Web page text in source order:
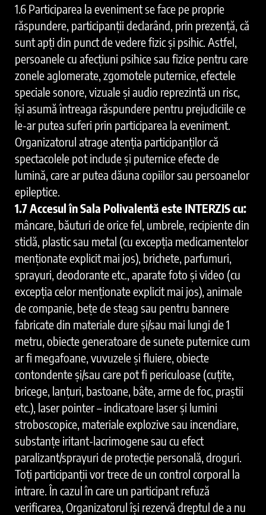
1.6 Participarea la eveniment se face pe proprie
răspundere, participanții declarând, prin prezență, că
sunt apți din punct de vedere fizic și psihic. Astfel,
persoanele cu afecțiuni psihice sau fizice pentru care
zonele aglomerate, zgomotele puternice, efectele
speciale sonore, vizuale şi audio reprezintă un risc,
își asumă întreaga răspundere pentru prejudiciile ce
le-ar putea suferi prin participarea la eveniment.
Organizatorul atrage atenția participanților că
spectacolele pot include și puternice efecte de
lumină, care ar putea dăuna copiilor sau persoanelor
epileptice.
1.7 Accesul în Sala Polivalentă este INTERZIS cu:
mâncare, băuturi de orice fel, umbrele, recipiente din
sticlă, plastic sau metal (cu excepția medicamentelor
menționate explicit mai jos), brichete, parfumuri,
sprayuri, deodorante etc., aparate foto și video (cu
excepția celor menționate explicit mai jos), animale
de companie, bețe de steag sau pentru bannere
fabricate din materiale dure și/sau mai lungi de 1
metru, obiecte generatoare de sunete puternice cum
ar fi megafoane, vuvuzele și fluiere, obiecte
contondente și/sau care pot fi periculoase (cuțite,
bricege, lanțuri, bastoane, bâte, arme de foc, praștii
etc.), laser pointer – indicatoare laser și lumini
stroboscopice, materiale explozive sau incendiare,
substanțe iritant-lacrimogene sau cu efect
paralizant/sprayuri de protecție personală, droguri.
Toți participanții vor trece de un control corporal la
intrare. În cazul în care un participant refuză
verificarea, Organizatorul își rezervă dreptul de a nu